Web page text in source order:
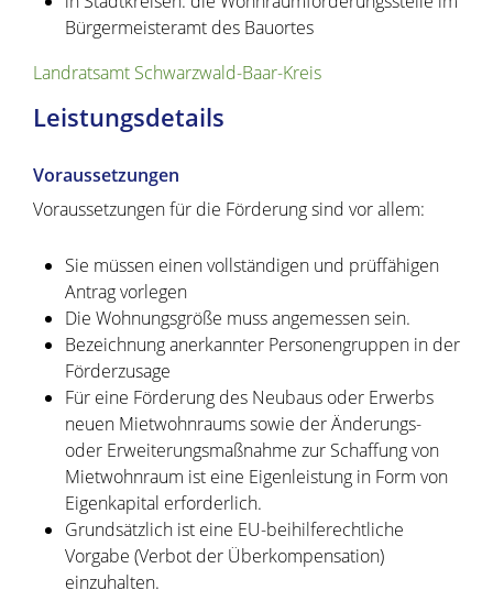
Bürgermeisteramt des Bauortes
Landratsamt Schwarzwald-Baar-Kreis
Leistungsdetails
Voraussetzungen
Voraussetzungen für die Förderung sind vor allem:
Sie müssen einen vollständigen und prüffähigen
Antrag vorlegen
Die Wohnungsgröße muss angemessen sein.
Bezeichnung anerkannter Personengruppen in der
Förderzusage
Für eine Förderung des Neubaus oder Erwerbs
neuen Mietwohnraums sowie der Änderungs-
oder Erweiterungsmaßnahme zur Schaffung von
Mietwohnraum ist eine Eigenleistung in Form von
Eigenkapital erforderlich.
Grundsätzlich ist eine EU-beihilferechtliche
Vorgabe (Verbot der Überkompensation)
einzuhalten.